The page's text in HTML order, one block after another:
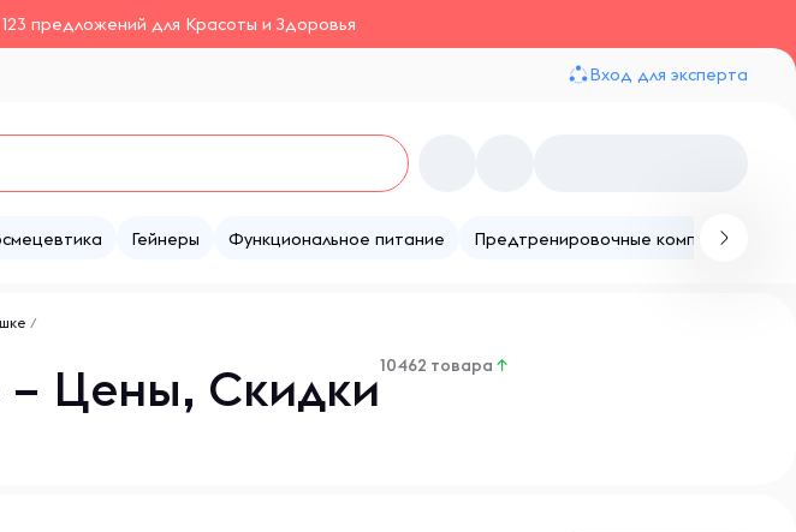
123 предложений для Красоты и Здоровья
Вход для эксперта
Гейнеры Функциональное питание Предтренировочные комплексы
/
Цены, Скидки10462 товара ↑